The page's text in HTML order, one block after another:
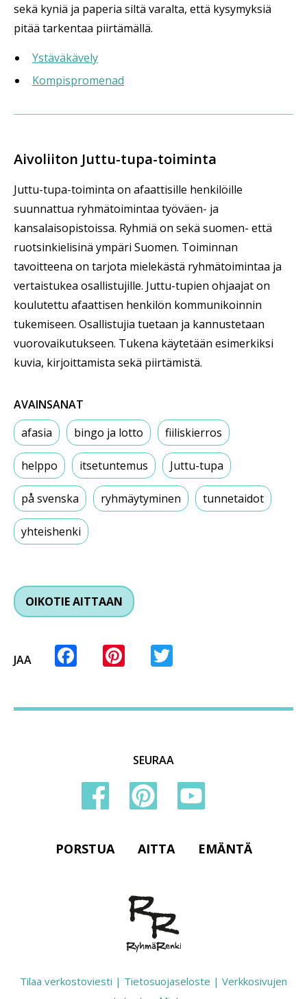
sekä kyniä ja paperia siltä varalta, että kysymyksiä
pitää tarkentaa piirtämällä.
Ystäväkävely
Kompispromenad
Aivoliiton Juttu-tupa-toiminta
Juttu-tupa-toiminta on afaattisille henkilöille
suunnattua ryhmätoimintaa työväen- ja
kansalaisopistoissa. Ryhmiä on sekä suomen- että
ruotsinkielisinä ympäri Suomen. Toiminnan
tavoitteena on tarjota mielekästä ryhmätoimintaa ja
vertaistukea osallistujille. Juttu-tupien ohjaajat on
koulutettu afaattisen henkilön kommunikoinnin
tukemiseen. Osallistujia tuetaan ja kannustetaan
vuorovaikutukseen. Tukena käytetään esimerkiksi
kuvia, kirjoittamista sekä piirtämistä.
AVAINSANAT
afasia
bingo ja lotto fiiliskierros
helppo itsetuntemus Juttu-tupa
på svenska ryhmäytyminen tunnetaidot
yhteishenki
OIKOTIE AITTAAN
JAA Facebook
Pinterest
SEURAA
PORSTUA AITTA EMÄNTÄ
Tilaa verkostoviesti | Tietosuojaseloste | Verkkosivujen